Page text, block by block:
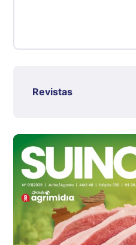
R$ 142,87
cx
Ovo Branco - Regional
Branco
R$ 145,34
Ovo Vermelho - Regional
Grande São Paulo (SP)
Revistas